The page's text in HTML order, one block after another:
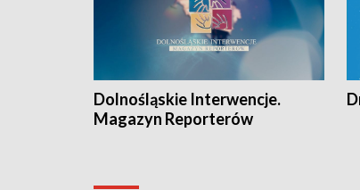
Dolnośląskie Interwencje.
Magazyn Reporterów